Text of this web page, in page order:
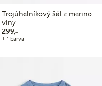
Trojúhelníkový šál z merino
vlny
299,-299,00 Kč
+ 1 barva